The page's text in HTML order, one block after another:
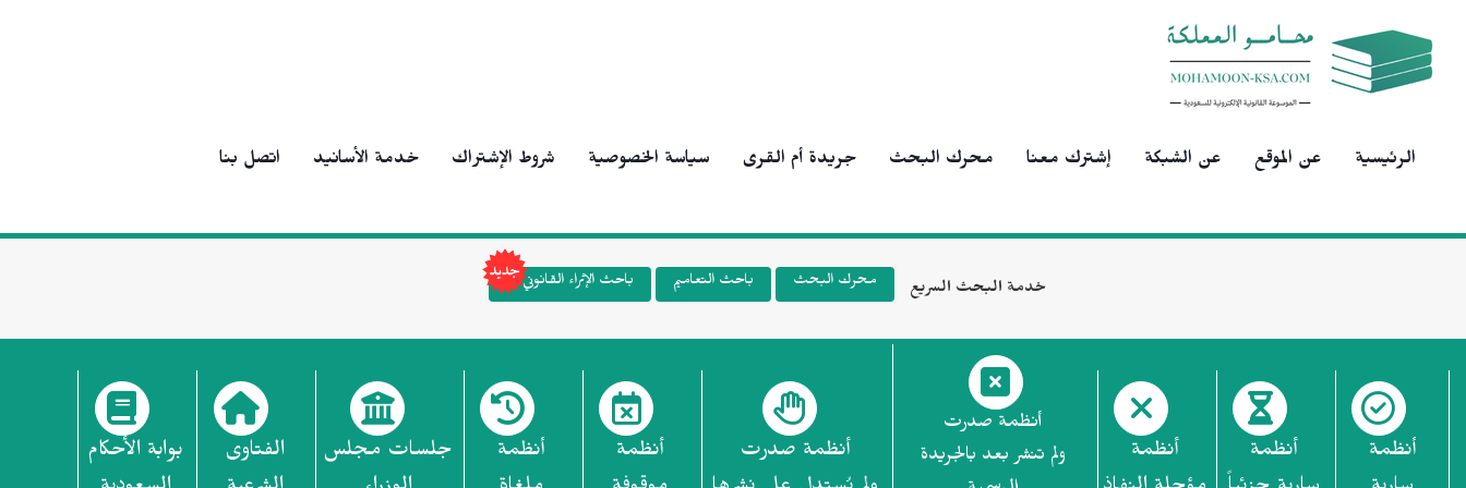
الرئيسية عن الموقع عن الشبكة إشترك معنا محرك البحث جريدة أم القرى سياسة الخصوصية شروط الإشتراك خدمة الأسانيد اتصل بنا
خدمة البحث السريع محرك البحث باحث التعاميم باحث الإثراء القانوني
أنظمة
أنظمة
أنظمة
أنظمة صدرت
ولم تنشر بعد بالجريدة
أنظمة صدرت
أنظمة
أنظمة
جلسات مجلس
الفتاوى
بوابة الأحكام